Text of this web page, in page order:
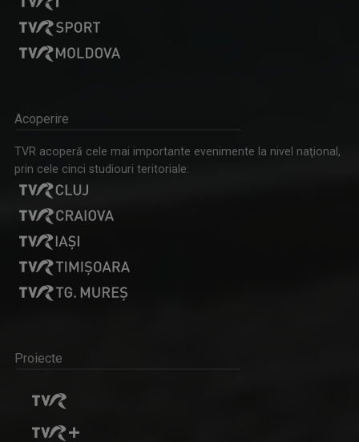
Acoperire
TVR acoperă cele mai importante evenimente la nivel naţional,
prin cele cinci studiouri teritoriale:
Proiecte